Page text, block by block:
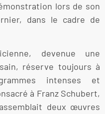
lors de son
dans le cadre de
devenue une
réserve toujours à
intenses et
à Franz Schubert,
deux œuvres